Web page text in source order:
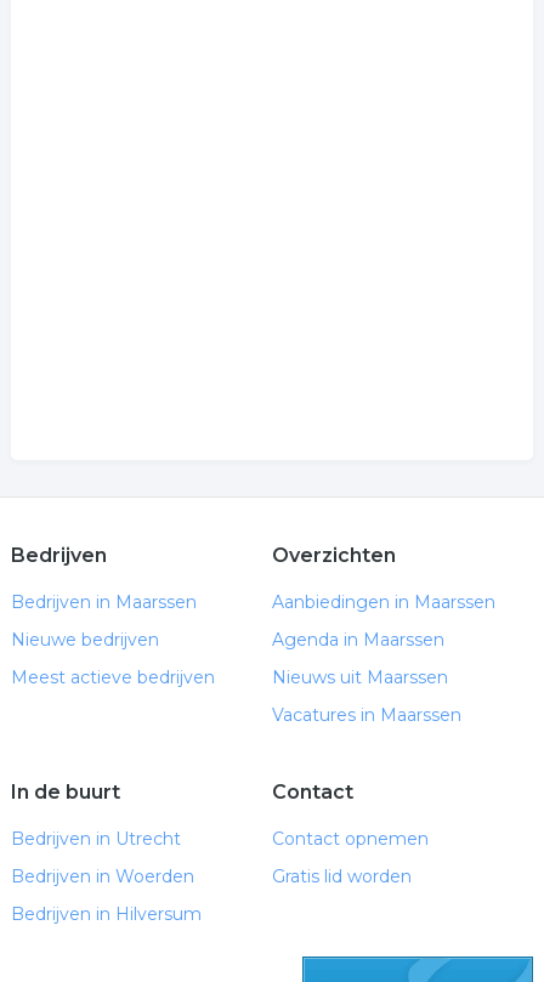
Bedrijven
Bedrijven in Maarssen
Nieuwe bedrijven
Meest actieve bedrijven
Overzichten
Aanbiedingen in Maarssen
Agenda in Maarssen
Nieuws uit Maarssen
Vacatures in Maarssen
In de buurt
Bedrijven in Utrecht
Bedrijven in Woerden
Bedrijven in Hilversum
Contact
Contact opnemen
Gratis lid worden